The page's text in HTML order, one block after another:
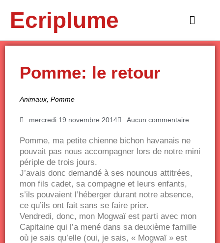
contenuEcriplume
Main
Pomme: le retour
Animaux, Pomme
mercredi 19 novembre 2014 Aucun commentaire
Pomme, ma petite chienne bichon havanais ne
pouvait pas nous accompagner lors de notre mini
périple de trois jours.
J’avais donc demandé à ses nounous attitrées,
mon fils cadet, sa compagne et leurs enfants,
s’ils pouvaient l’héberger durant notre absence,
ce qu’ils ont fait sans se faire prier.
Vendredi, donc, mon Mogwaï est parti avec mon
Capitaine qui l’a mené dans sa deuxième famille
où je sais qu’elle (oui, je sais, « Mogwaï » est